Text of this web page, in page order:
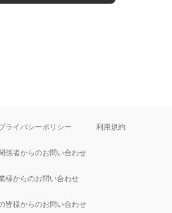
ライバシーポリシー 利用規約
係者からのお問い合わせ
様からのお問い合わせ
皆様からのお問い合わせ